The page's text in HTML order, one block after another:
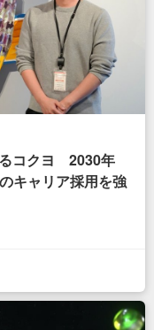
るコクヨ 2030年
キャリア採用を強